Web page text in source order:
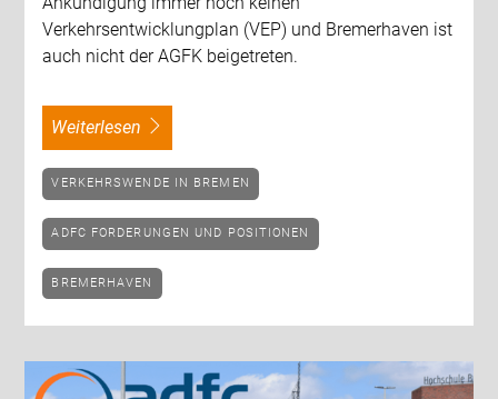
Verkehrsentwicklungplan (VEP) und Bremerhaven ist
auch nicht der AGFK beigetreten.
weiterlesen
VERKEHRSWENDE IN BREMEN
ADFC FORDERUNGEN UND POSITIONEN
BREMERHAVEN